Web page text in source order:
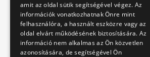
amit az oldal sütik segítségével végez. Az
információk vonatkozhatnak Önre mint
felhasználóra, a használt eszközre vagy az
oldal elvárt működésének biztosítására. Az
információ nem alkalmas az Ön közvetlen
azonosítására, de segítségével Ön